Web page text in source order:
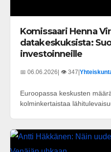
Komissaari Henna
datakeskuksista:
investoinneille
📅 06.06.2026 | 👁️ 347
Euroopassa keskusten
kolminkertaistaa